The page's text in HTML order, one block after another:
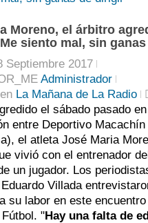
Moreno, el árbitro
siento mal, sin
Septiembre 2017
Administrador
La Mañana de La Radio
el sábado pasado
entre Deportivo
el atleta José Maria
vivió con el entrenador
un jugador. Los
Villada
su labor en este
"Hay una falta de